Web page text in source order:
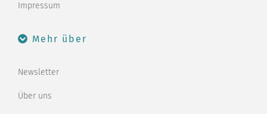
Impressum
Mehr über
Newsletter
Über uns